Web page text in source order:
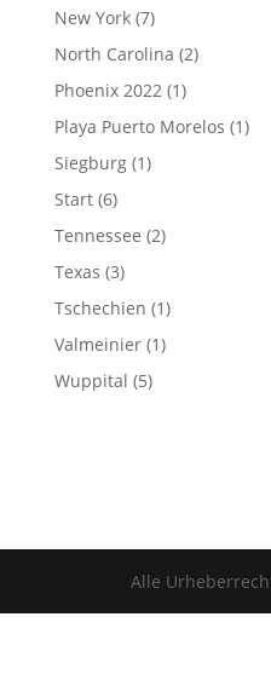
New York(7)
North Carolina (2)
Phoenix 2022(1)
Playa Puerto Morelos (1)
Siegburg(1)
Start(6)
Tennessee (2)
Texas (3)
Tschechien (1)
Valmeinier(1)
Wuppital (5)
Alle